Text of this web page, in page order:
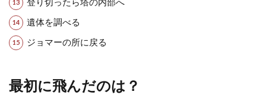
遺体を調べる
ジョマーの所に戻る
最初に飛んだのは？